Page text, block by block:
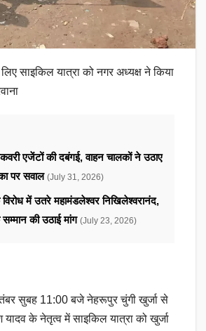
साइकिल यात्रा को नगर अध्यक्ष ने किया
एजेंटों की दबंगई, वाहन चालकों ने उठाए
पर सवाल (July 31, 2026)
में उतरे महामंडलेश्वर निखिलेश्वरानंद,
की उठाई मांग (July 23, 2026)
सुबह 11:00 बजे नेहरूपुर चुंगी खुर्जा से
यादव के नेतृत्व में साइकिल यात्रा को खुर्जा